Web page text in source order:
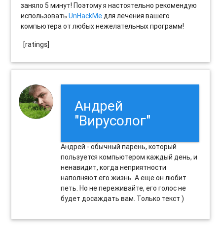
заняло 5 минут! Поэтому я настоятельно рекомендую
использоватьUnHackMeдля лечения вашего
компьютера от любых нежелательных программ!
[ratings]
Андрей
"Вирусолог"
Андрей - обычный парень, который
пользуется компьютером каждый день, и
ненавидит, когда неприятности
наполняют его жизнь. А еще он любит
петь. Но не переживайте, его голос не
будет досаждать вам. Только текст )